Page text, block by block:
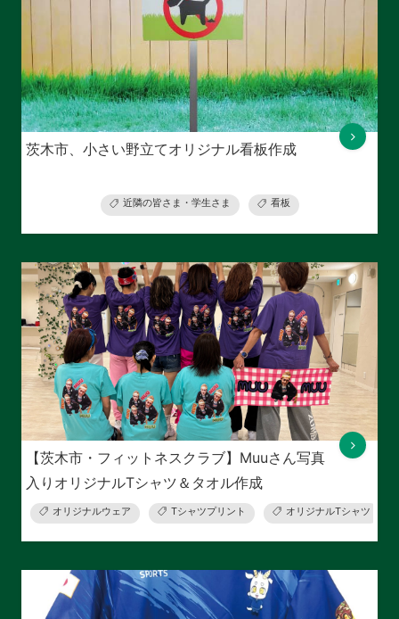
茨木市、小さい野立てオリジナル看板作成
近隣の皆さま・学生さま 看板
【茨木市・フィットネスクラブ】Muuさん写真
入りオリジナルTシャツ＆タオル作成
オリジナルウェア Tシャツプリント オリジナルTシャツ